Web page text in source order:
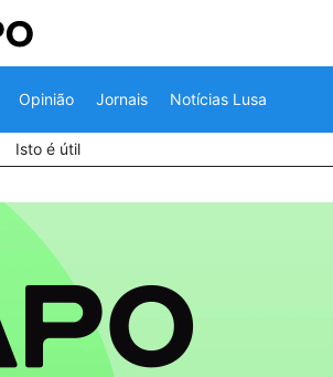
Opinião Jornais Notícias Lusa
Isto é útil